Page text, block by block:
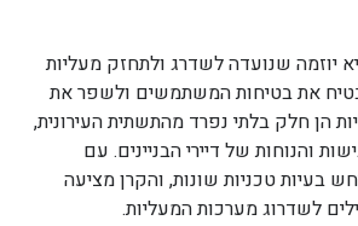
יוזמה שנועדה לשדרג ולתחזק מעליות
את בטיחות המשתמשים ולשפר את
הן חלק בלתי נפרד מהתשתית העירונית,
והנוחות של דיירי הבניינים. עם
בעיות טכניות שונות, והקרן מציעה
לשדרוג מערכות המעליות.